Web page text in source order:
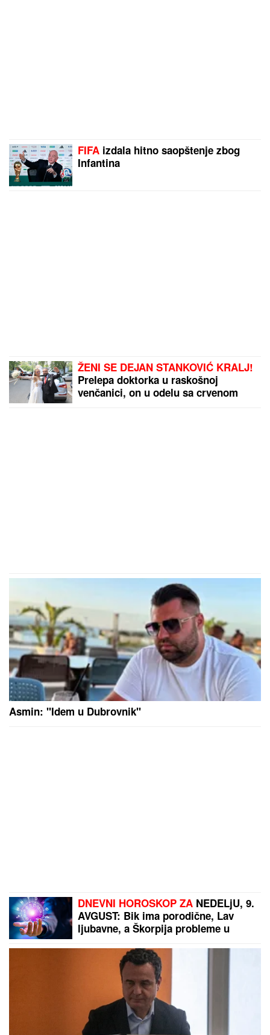
FIFA izdala hitno saopštenje zbog
Infantina
ŽENI SE DEJAN STANKOVIĆ KRALJ!
Prelepa doktorka u raskošnoj
venčanici, on u odelu sa crvenom
Asmin: "Idem u Dubrovnik"
DNEVNI HOROSKOP ZA NEDELjU, 9.
AVGUST: Bik ima porodične, Lav
ljubavne, a Škorpija probleme u
autoritetima